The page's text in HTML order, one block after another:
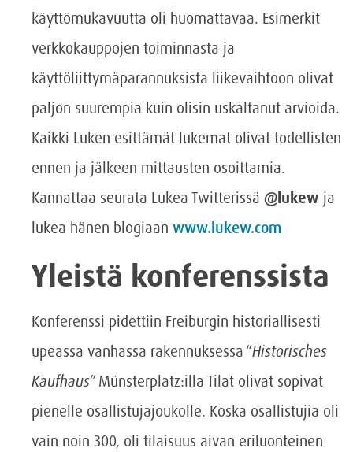
käyttömukavuutta oli huomattavaa. Esimerkit
verkkokauppojen toiminnasta ja
käyttöliittymäparannuksista liikevaihtoon olivat
paljon suurempia kuin olisin uskaltanut arvioida.
Kaikki Luken esittämät lukemat olivat todellisten
ennen ja jälkeen mittausten osoittamia.
Kannattaa seurata Lukea Twitterissä @lukew ja
lukea hänen blogiaan www.lukew.com
Yleistä konferenssista
Konferenssi pidettiin Freiburgin historiallisesti
upeassa vanhassa rakennuksessa “Historisches
Kaufhaus” Münsterplatz:illa Tilat olivat sopivat
pienelle osallistujajoukolle. Koska osallistujia oli
vain noin 300, oli tilaisuus aivan eriluonteinen